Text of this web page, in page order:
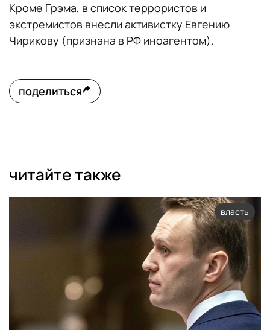
Кроме Грэма, в список террористов и
экстремистов внесли активистку Евгению
Чирикову (признана в РФ иноагентом).
поделиться
читайте также
власть